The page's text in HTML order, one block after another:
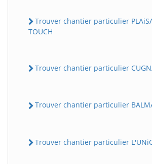
Trouver chantier particulier
TOUCH
Trouver chantier particulier
Trouver chantier particulier
Trouver chantier particulier